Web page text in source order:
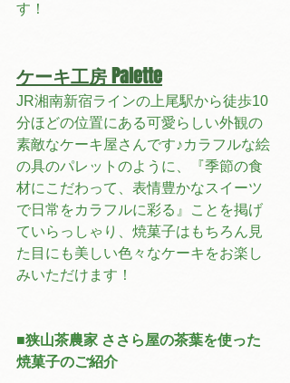
す！
ケーキ工房 Palette
JR湘南新宿ラインの上尾駅から徒歩10
分ほどの位置にある可愛らしい外観の
素敵なケーキ屋さんです♪カラフルな絵
の具のパレットのように、『季節の食
材にこだわって、表情豊かなスイーツ
で日常をカラフルに彩る』ことを掲げ
ていらっしゃり、焼菓子はもちろん見
た目にも美しい色々なケーキをお楽し
みいただけます！
■狭山茶農家 ささら屋の茶葉を使った
焼菓子のご紹介